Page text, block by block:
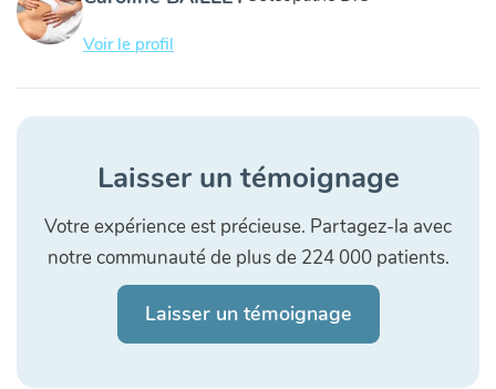
Voir le profil
Laisser un témoignage
Votre expérience est précieuse. Partagez-la avec
notre communauté de plus de 224 000 patients.
Laisser un témoignage